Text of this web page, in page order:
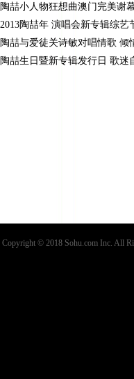
陶喆小人物狂想曲澳门完美谢
2013陶喆年 演唱会新专辑综艺
陶喆与爱徒关诗敏对唱情歌 倾
陶喆生日暨新专辑发行日 歌迷
Copyright © 2018 Sohu.com Inc. All